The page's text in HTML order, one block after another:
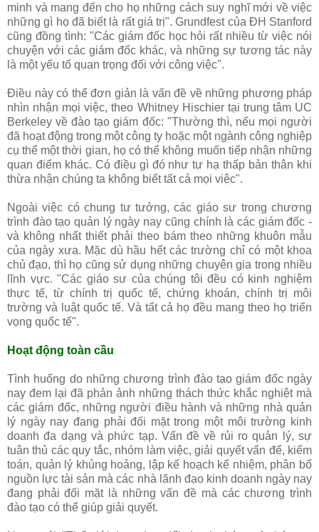
minh và mang đến cho họ những cách suy nghĩ mới về việc
những gì họ đã biết là rất giá trị". Grundfest của ĐH Stanford
cũng đồng tình: "Các giám đốc học hỏi rất nhiều từ việc nói
chuyện với các giám đốc khác, và những sự tương tác này
là một yếu tố quan trọng đối với công việc".
Điều này có thể đơn giản là vấn đề về những phương pháp
nhìn nhận mọi việc, theo Whitney Hischier tại trung tâm UC
Berkeley về đào tạo giám đốc: "Thường thì, nếu mọi người
đã hoạt động trong một công ty hoặc một ngành công nghiệp
cụ thể một thời gian, họ có thể không muốn tiếp nhận những
quan điểm khác. Có điều gì đó như tự hạ thấp bản thân khi
thừa nhận chúng ta không biết tất cả mọi việc".
Ngoài việc có chung tư tưởng, các giáo sư trong chương
trình đào tạo quản lý ngày nay cũng chính là các giám đốc -
và không nhất thiết phải theo bám theo những khuôn mẫu
của ngày xưa. Mặc dù hầu hết các trường chỉ có một khoa
chủ đạo, thì họ cũng sử dụng những chuyên gia trong nhiều
lĩnh vực. "Các giáo sư của chúng tôi đều có kinh nghiệm
thực tế, từ chính trị quốc tế, chứng khoán, chính trị môi
trường và luật quốc tế. Và tất cả họ đều mang theo họ triển
vọng quốc tế".
Hoạt động toàn cầu
Tình huống do những chương trình đào tạo giám đốc ngày
nay đem lại đã phản ảnh những thách thức khắc nghiệt mà
các giám đốc, những người điều hành và những nhà quản
lý ngày nay đang phải đối mặt trong một môi trường kinh
doanh đa dạng và phức tạp. Vấn đề về rủi ro quản lý, sự
tuân thủ các quy tắc, nhóm làm việc, giải quyết vấn để, kiểm
toán, quản lý khủng hoảng, lập kế hoạch kế nhiệm, phân bổ
nguồn lực tài sản mà các nhà lãnh đạo kinh doanh ngày nay
đang phải đối mặt là những vấn đề mà các chương trình
đào tạo có thể giúp giải quyết.